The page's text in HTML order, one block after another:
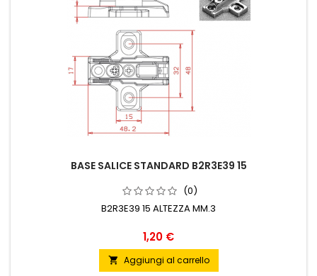
BASE SALICE STANDARD B2R3E39 15
(0)
B2R3E39 15 ALTEZZA MM.3
Prezzo
1,20 €
 Aggiungi al carrello